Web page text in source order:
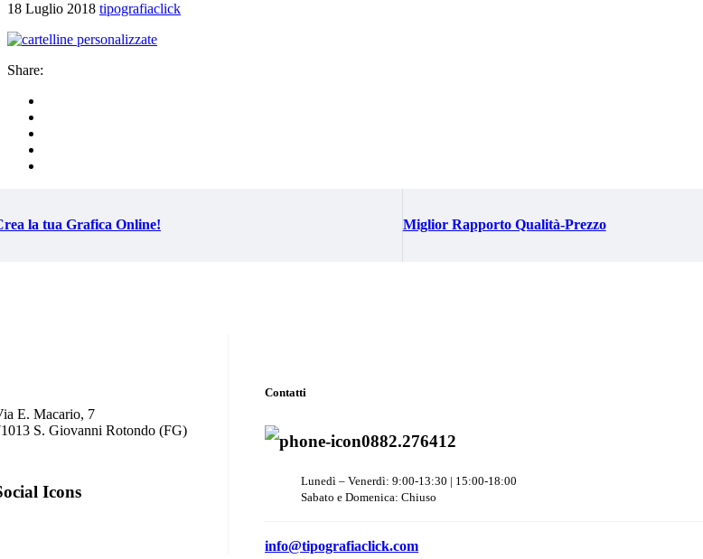
18 Luglio 2018 tipografiaclick
Share:
la tua Grafica Online! Miglior Rapporto Qualità-Prezzo
E. Macario, 7
S. Giovanni Rotondo (FG)
Icons
Contatti
0882.276412
Lunedì – Venerdì: 9:00-13:30 | 15:00-18:00
Sabato e Domenica: Chiuso
info@tipografiaclick.com